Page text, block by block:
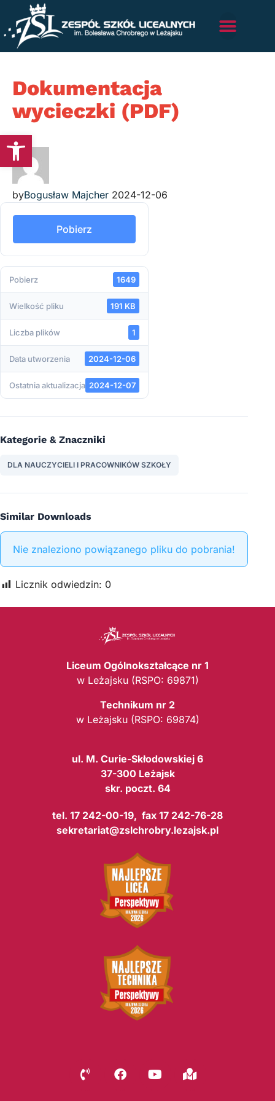
Otwórz pasek narzędzi
Dokumentacja
wycieczki (PDF)
byBogusław Majcher 2024-12-06
Pobierz
Pobierz 1649
Wielkość pliku 191 KB
Liczba plików 1
Data utworzenia 2024-12-06
Ostatnia aktualizacja 2024-12-07
Kategorie & Znaczniki
DLA NAUCZYCIELI I PRACOWNIKÓW SZKOŁY
Similar Downloads
Nie znaleziono powiązanego pliku do pobrania!
Licznik odwiedzin: 0
Liceum Ogólnokształcące nr 1
w Leżajsku (RSPO: 69871)
Technikum nr 2
w Leżajsku (RSPO: 69874)
ul. M. Curie-Skłodowskiej 6
37-300 Leżajsk
skr. poczt. 64
tel. 17 242-00-19, fax 17 242-76-28
sekretariat@zslchrobry.lezajsk.pl